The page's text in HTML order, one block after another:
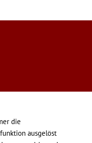
die
ausgelöst